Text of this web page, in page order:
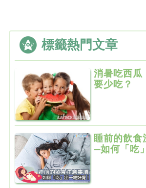
標籤熱門文章
消暑吃西
要少吃？
睡前的飲食
─如何「吃